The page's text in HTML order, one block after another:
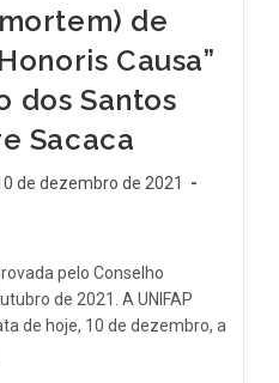
de
Causa”
dos Santos
Sacaca
de dezembro de 2021
pelo Conselho
de 2021. A UNIFAP
de hoje, 10 de dezembro, a